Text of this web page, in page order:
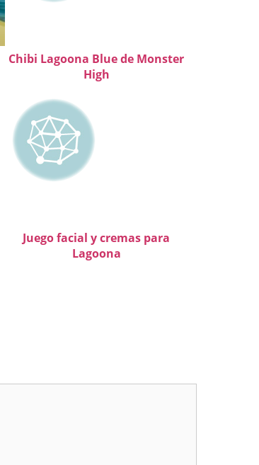
Chibi Lagoona Blue de Monster
High
Juego facial y cremas para
Lagoona